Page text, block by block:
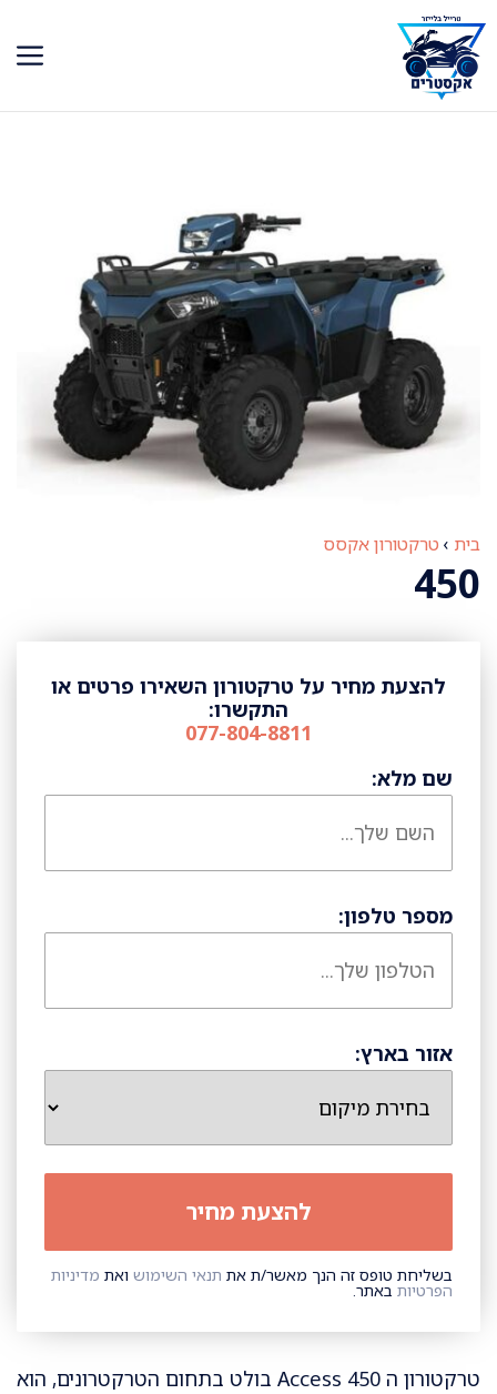
לדלג
לתוכן
בית › טרקטורון אקסס
450
להצעת מחיר על טרקטורון השאירו פרטים או
התקשרו:
077-804-8811
שם מלא:
מספר טלפון:
אזור בארץ:
בשליחת טופס זה הנך מאשר/ת את תנאי השימוש ואת מדיניות
הפרטיות באתר.
טרקטורון ה Access 450 בולט בתחום הטרקטרונים, הוא